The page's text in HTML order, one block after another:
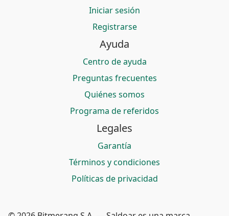
Iniciar sesión
Registrarse
Ayuda
Centro de ayuda
Preguntas frecuentes
Quiénes somos
Programa de referidos
Legales
Garantía
Términos y condiciones
Políticas de privacidad